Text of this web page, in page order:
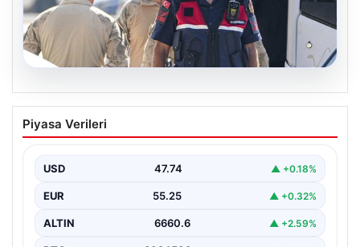
07.08.2026
Menderes Belediye Başkanı İlkay Çiçek
ve 9 Kişi Tutuklandı
Çiçek'in de aralarında bulunduğu isimlere yönelik
yürütülen kapsamlı…
Piyasa Verileri
USD 47.74 ▲ +0.18%
EUR 55.25 ▲ +0.32%
ALTIN 6660.6 ▲ +2.59%